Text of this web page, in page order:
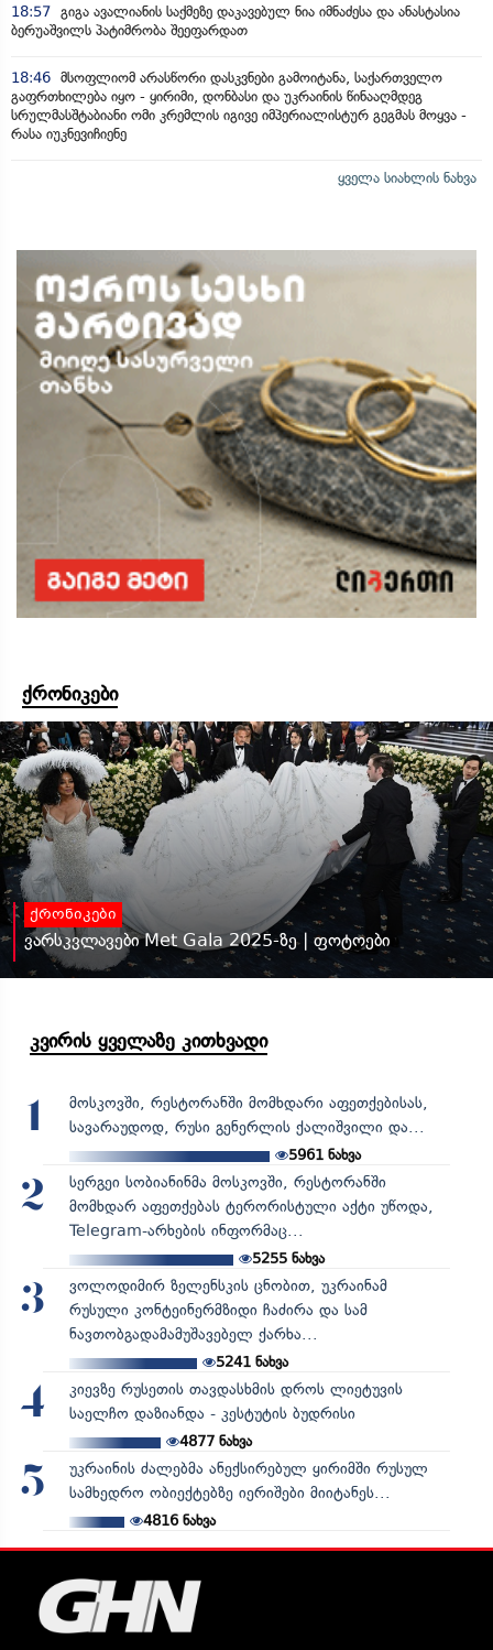
18:57 გიგა ავალიანის საქმეზე დაკავებულ ნია იმნაძესა და ანასტასია
ბერუაშვილს პატიმრობა შეეფარდათ
18:46 მსოფლიომ არასწორი დასკვნები გამოიტანა, საქართველო
გაფრთხილება იყო - ყირიმი, დონბასი და უკრაინის წინააღმდეგ
სრულმასშტაბიანი ომი კრემლის იგივე იმპერიალისტურ გეგმას მოყვა -
რასა იუკნევიჩიენე
ყველა სიახლის ნახვა
ქრონიკები
ქრონიკები
ვარსკვლავები Met Gala 2025-ზე | ფოტოები
კვირის ყველაზე კითხვადი
1
მოსკოვში, რესტორანში მომხდარი აფეთქებისას,
სავარაუდოდ, რუსი გენერლის ქალიშვილი და...
5961 ნახვა
2
სერგეი სობიანინმა მოსკოვში, რესტორანში
მომხდარ აფეთქებას ტერორისტული აქტი უწოდა,
Telegram-არხების ინფორმაც...
5255ნახვა
3
ვოლოდიმირ ზელენსკის ცნობით, უკრაინამ
რუსული კონტეინერმზიდი ჩაძირა და სამ
ნავთობგადამამუშავებელ ქარხა...
5241ნახვა
4
კიევზე რუსეთის თავდასხმის დროს ლიეტუვის
საელჩო დაზიანდა - კესტუტის ბუდრისი
4877ნახვა
5
უკრაინის ძალებმა ანექსირებულ ყირიმში რუსულ
სამხედრო ობიექტებზე იერიშები მიიტანეს...
4816ნახვა